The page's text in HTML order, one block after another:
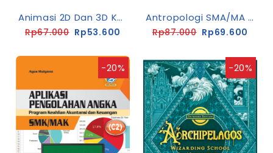
Animasi 2D Dan 3D Kelas XI SMK-C3 [K13-Rev]
Rp67.000 Rp53.600
Antropologi SMA/MA Kelas XI
Rp87.000 Rp69.600
-20% -20%